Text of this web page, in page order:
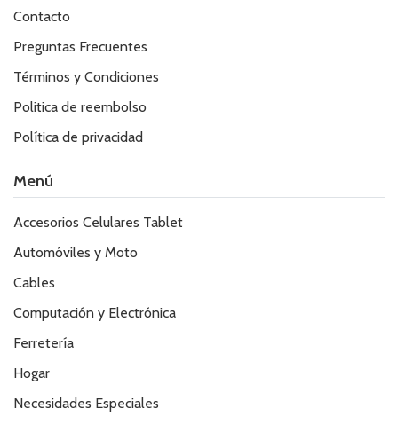
Contacto
Preguntas Frecuentes
Términos y Condiciones
Politica de reembolso
Política de privacidad
Menú
Accesorios Celulares Tablet
Automóviles y Moto
Cables
Computación y Electrónica
Ferretería
Hogar
Necesidades Especiales